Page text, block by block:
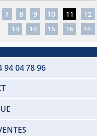
7 8 9 10 11
12
13
14 15 16 >>
94 04 78 96